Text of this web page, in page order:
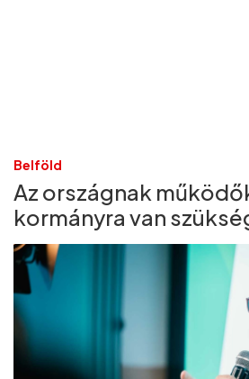
Belföld
Az országnak
kormányra van